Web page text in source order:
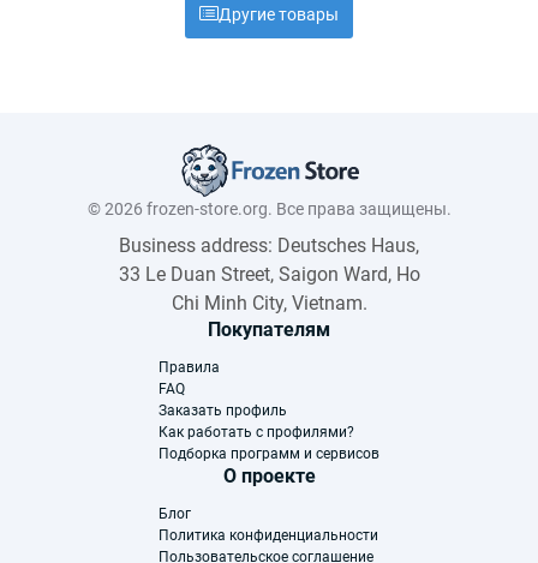
Другие товары
© 2026 frozen-store.org. Все права защищены.
Business address: Deutsches Haus,
33 Le Duan Street, Saigon Ward, Ho
Chi Minh City, Vietnam.
Покупателям
Правила
FAQ
Заказать профиль
Как работать с профилями?
Подборка программ и сервисов
О проекте
Блог
Политика конфиденциальности
Пользовательское соглашение